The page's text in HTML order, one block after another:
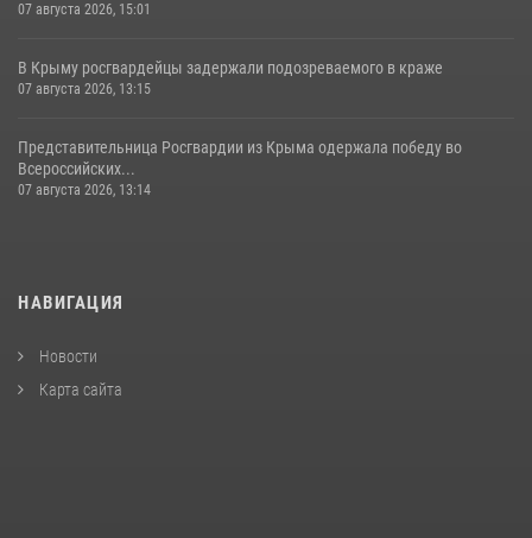
07 августа 2026, 15:01
В Крыму росгвардейцы задержали подозреваемого в краже
07 августа 2026, 13:15
Представительница Росгвардии из Крыма одержала победу во
Всероссийских...
07 августа 2026, 13:14
НАВИГАЦИЯ
Новости
Карта сайта